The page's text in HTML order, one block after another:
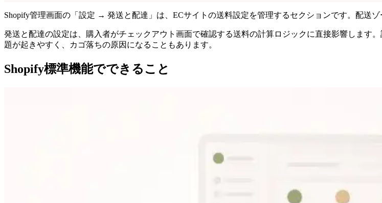
Shopify管理画面の「設定 → 発送と配達」は、ECサイトの送料設定を管理するセクションです。配送
発送と配達の設定は、購入者がチェックアウト画面で確認する送料の計算ロジックに直接影響します
題が起きやすく、カゴ落ちの原因になることもあります。
Shopify標準機能でできること